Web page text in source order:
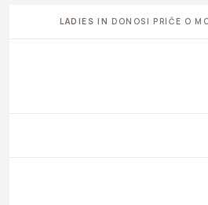
LADIES IN DONOSI PRIČE O